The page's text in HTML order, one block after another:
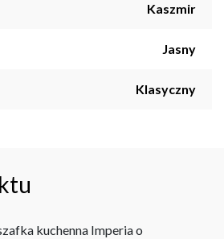
Kaszmir
Jasny
Klasyczny
kuchenna Imperia o